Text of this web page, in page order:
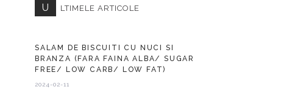
U LTIMELE ARTICOLE
SALAM DE BISCUITI CU NUCI SI
BRANZA (FARA FAINA ALBA/ SUGAR
FREE/ LOW CARB/ LOW FAT)
2024-02-11